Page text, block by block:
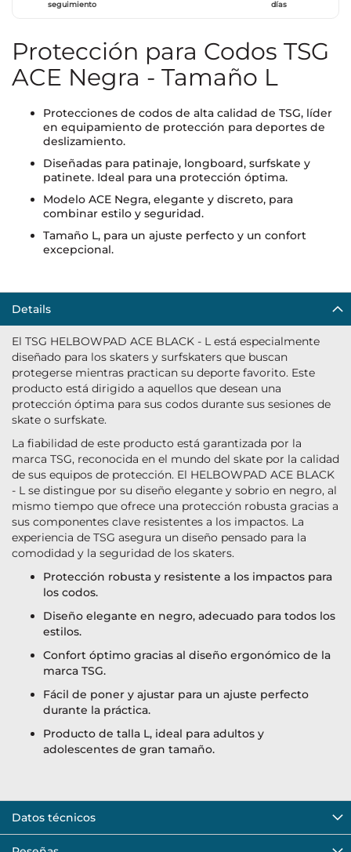
seguimiento
días
Protección para Codos TSG
ACE Negra - Tamaño L
Protecciones de codos de alta calidad de TSG, líder
en equipamiento de protección para deportes de
deslizamiento.
Diseñadas para patinaje, longboard, surfskate y
patinete. Ideal para una protección óptima.
Modelo ACE Negra, elegante y discreto, para
combinar estilo y seguridad.
Tamaño L, para un ajuste perfecto y un confort
excepcional.
Details
El TSG HELBOWPAD ACE BLACK - L está especialmente
diseñado para los skaters y surfskaters que buscan
protegerse mientras practican su deporte favorito. Este
producto está dirigido a aquellos que desean una
protección óptima para sus codos durante sus sesiones de
skate o surfskate.
La fiabilidad de este producto está garantizada por la
marca TSG, reconocida en el mundo del skate por la calidad
de sus equipos de protección. El HELBOWPAD ACE BLACK
- L se distingue por su diseño elegante y sobrio en negro, al
mismo tiempo que ofrece una protección robusta gracias a
sus componentes clave resistentes a los impactos. La
experiencia de TSG asegura un diseño pensado para la
comodidad y la seguridad de los skaters.
Protección robusta y resistente a los impactos para
los codos.
Diseño elegante en negro, adecuado para todos los
estilos.
Confort óptimo gracias al diseño ergonómico de la
marca TSG.
Fácil de poner y ajustar para un ajuste perfecto
durante la práctica.
Producto de talla L, ideal para adultos y
adolescentes de gran tamaño.
Datos técnicos